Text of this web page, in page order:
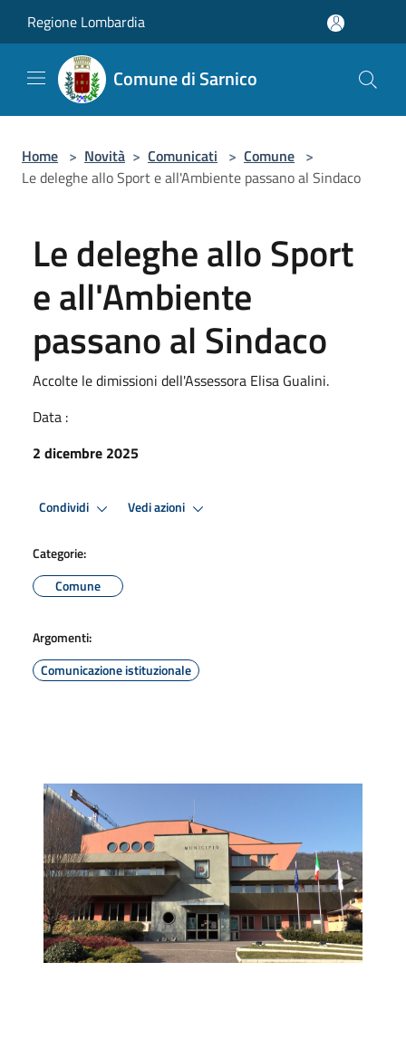
Regione Lombardia
Comune di Sarnico
Home > Novità > Comunicati > Comune >
Le deleghe allo Sport e all'Ambiente passano al Sindaco
Le deleghe allo Sport
e all'Ambiente
passano al Sindaco
Accolte le dimissioni dell'Assessora Elisa Gualini.
Data :
2 dicembre 2025
Condividi Vedi azioni
Categorie:
Comune
Argomenti:
Comunicazione istituzionale